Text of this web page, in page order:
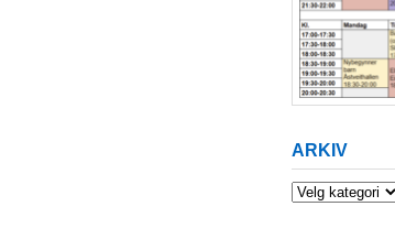
ARKIV
Arkiv